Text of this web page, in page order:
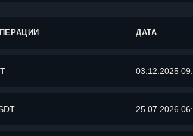
ДАТА
03.12.2025
25.07.2026